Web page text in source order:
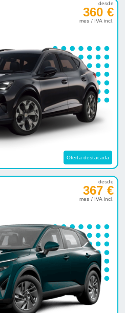
desde
360 €
mes / IVA incl.
Oferta destacada
desde
367 €
mes / IVA incl.